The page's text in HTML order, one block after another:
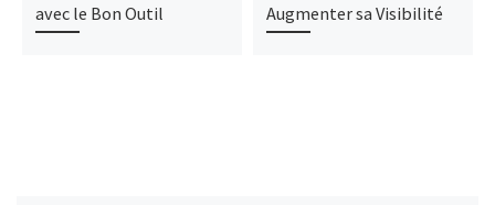
avec le Bon Outil
Augmenter sa Visibilité